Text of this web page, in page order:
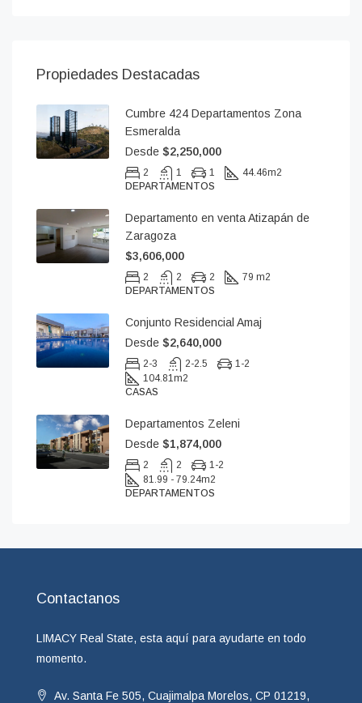
Propiedades Destacadas
Cumbre 424 Departamentos Zona
Esmeralda
Desde $2,250,000
2 1 1 44.46m2
DEPARTAMENTOS
Departamento en venta Atizapán de
Zaragoza
$3,606,000
2 2 2
79 m2
DEPARTAMENTOS
Conjunto Residencial Amaj
Desde $2,640,000
2-3 2-2.5
1-2
104.81 m2
CASAS
Departamentos Zeleni
Desde $1,874,000
2 2
1-2
81.99 - 79.24m2
DEPARTAMENTOS
Contactanos
LIMACY Real State, esta aquí para ayudarte en todo
momento.
Av. Santa Fe 505, Cuajimalpa Morelos, CP 01219,